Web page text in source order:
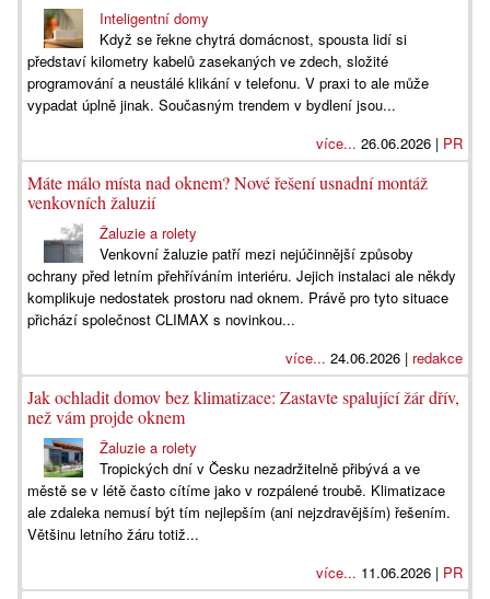
Inteligentní domy
Když se řekne chytrá domácnost, spousta lidí si
představí kilometry kabelů zasekaných ve zdech, složité
programování a neustálé klikání v telefonu. V praxi to ale může
vypadat úplně jinak. Současným trendem v bydlení jsou...
více... 26.06.2026 | PR
Máte málo místa nad oknem? Nové řešení usnadní montáž
venkovních žaluzií
Žaluzie a rolety
Venkovní žaluzie patří mezi nejúčinnější způsoby
ochrany před letním přehříváním interiéru. Jejich instalaci ale někdy
komplikuje nedostatek prostoru nad oknem. Právě pro tyto situace
přichází společnost CLIMAX s novinkou...
více... 24.06.2026 | redakce
Jak ochladit domov bez klimatizace: Zastavte spalující žár dřív,
než vám projde oknem
Žaluzie a rolety
Tropických dní v Česku nezadržitelně přibývá a ve
městě se v létě často cítíme jako v rozpálené troubě. Klimatizace
ale zdaleka nemusí být tím nejlepším (ani nejzdravějším) řešením.
Většinu letního žáru totiž...
více... 11.06.2026 | PR